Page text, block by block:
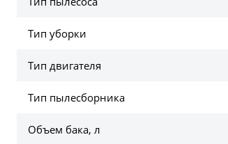
Тип уборки
Тип двигателя
Тип пылесборника
Объем бака, л